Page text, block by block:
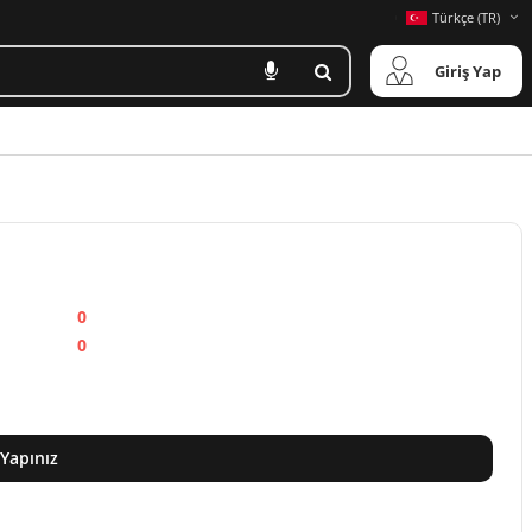
Türkçe (TR)
Giriş Yap
0
0